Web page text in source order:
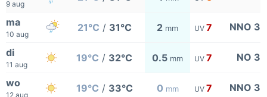
9 aug
ma
10 aug
21°C / 31°C 2 mm UV 7 NNO 3
di
11 aug
19°C / 32°C 0.5 mm UV 7 NO 3
wo
12 aug
19°C / 33°C 0 mm UV 7 NNO 3